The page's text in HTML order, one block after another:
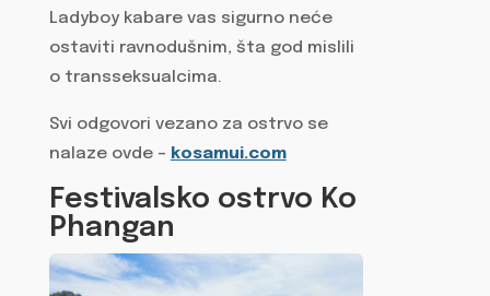
Ladyboy kabare vas sigurno neće
ostaviti ravnodušnim, šta god mislili
o transseksualcima.
Svi odgovori vezano za ostrvo se
nalaze ovde – kosamui.com
Festivalsko ostrvo Ko
Phangan